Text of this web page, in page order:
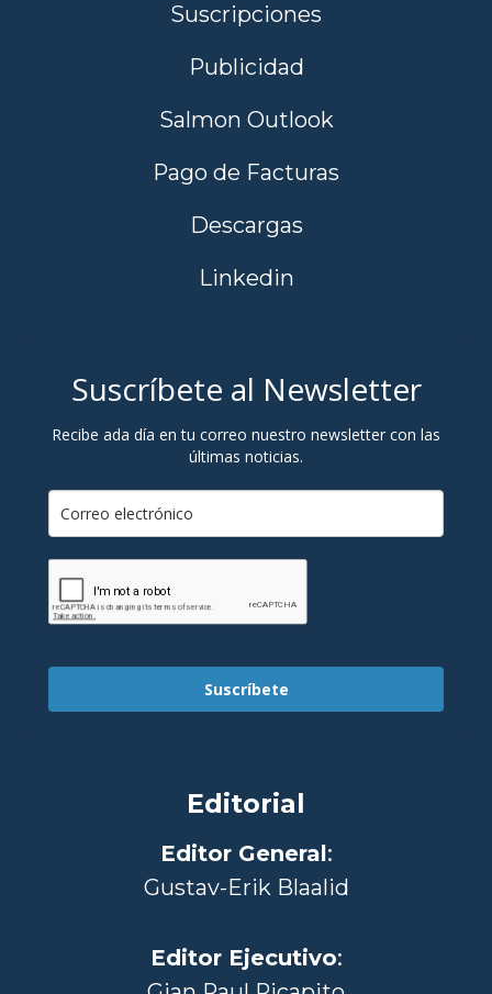
Suscripciones
Publicidad
Salmon Outlook
Pago de Facturas
Descargas
Linkedin
Suscríbete al Newsletter
Recibe ada día en tu correo nuestro newsletter con las
últimas noticias.
Suscríbete
Editorial
Editor General:
Gustav-Erik Blaalid
Editor Ejecutivo: